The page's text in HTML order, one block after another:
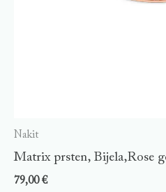
Nakit
Matrix prsten, Bijela,Rose
79,00€